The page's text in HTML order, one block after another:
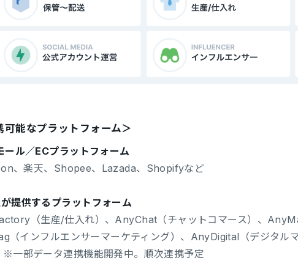
可能なプラットフォーム＞
ール／ECプラットフォーム
、楽天、Shopee、Lazada、Shopifyなど
が提供するプラットフォーム
（生産/仕入れ）、AnyChat（チャットコマース）、
（インフルエンサーマーケティング）、AnyDigital（デジタル
一部データ連携機能開発中。順次連携予定